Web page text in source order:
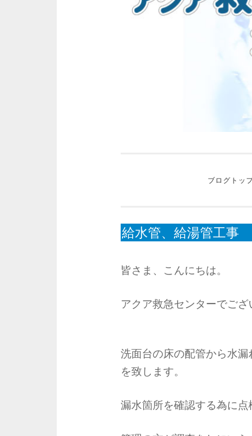
ブログトッ
給水管、給湯管工事
皆さま、こんにちは。
アクア救急センターでござ
洗面台の床の配管から水
を致します。
漏水箇所を確認する為に点